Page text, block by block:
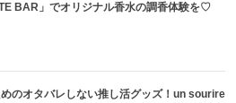
BAR」でオリジナル香水の調香体験を♡
のオタバレしない推し活グッズ！un sourire